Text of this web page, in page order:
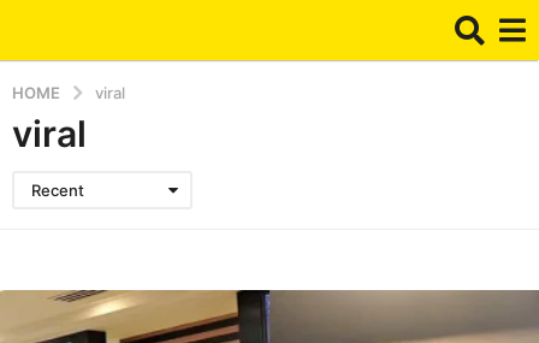
HOME viral
viral
Recent